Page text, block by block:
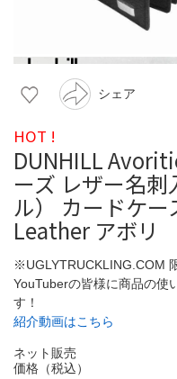
シェア
HOT !
DUNHILL
ーズ レザー名
ル） カードケ
Leather アボリ
※UGLYTRUCKLING.COM
YouTuberの皆様に商品の使
す！
紹介動画はこちら
ネット販売
価格（税込）